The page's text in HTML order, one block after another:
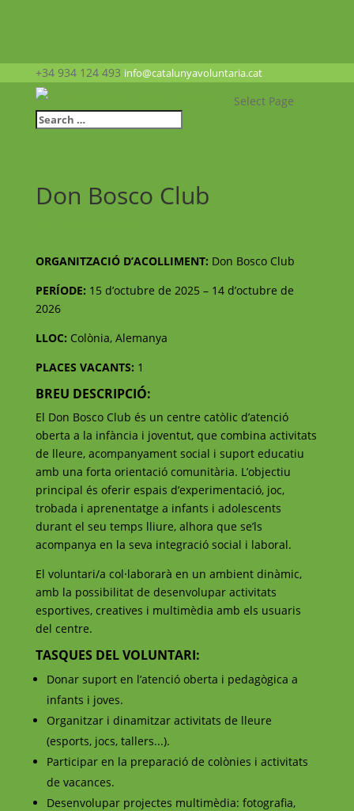
+34 934 124 493 info@catalunyavoluntaria.cat
Select Page
Don Bosco Club
ORGANITZACIÓ D’ACOLLIMENT: Don Bosco Club
PERÍODE: 15 d’octubre de 2025 – 14 d’octubre de
2026
LLOC: Colònia, Alemanya
PLACES VACANTS: 1
BREU DESCRIPCIÓ:
El Don Bosco Club és un centre catòlic d’atenció
oberta a la infància i joventut, que combina activitats
de lleure, acompanyament social i suport educatiu
amb una forta orientació comunitària. L’objectiu
principal és oferir espais d’experimentació, joc,
trobada i aprenentatge a infants i adolescents
durant el seu temps lliure, alhora que se’ls
acompanya en la seva integració social i laboral.
El voluntari/a col·laborarà en un ambient dinàmic,
amb la possibilitat de desenvolupar activitats
esportives, creatives i multimèdia amb els usuaris
del centre.
TASQUES DEL VOLUNTARI:
Donar suport en l’atenció oberta i pedagògica a
infants i joves.
Organitzar i dinamitzar activitats de lleure
(esports, jocs, tallers...).
Participar en la preparació de colònies i activitats
de vacances.
Desenvolupar projectes multimèdia: fotografia,